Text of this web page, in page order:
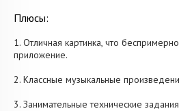
Плюсы:
1. Отличная картинка, что
приложение.
2. Классные музыкальные
3. Занимательные технические